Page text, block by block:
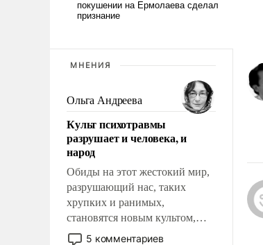
МНЕНИЯ
Ольга Андреева
Культ психотравмы
разрушает и человека, и
народ
Обиды на этот жестокий мир,
разрушающий нас, таких
хрупких и ранимых,
становятся новым культом,
постепенно вытесняя и
5 комментариев